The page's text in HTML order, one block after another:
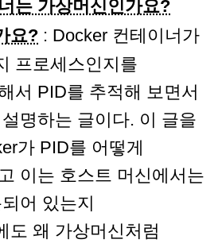
는 가상머신인가요?
요? : Docker 컨테이너가
프로세스인지를
서 PID를 추적해 보면서
명하는 글이다. 이 글을
가 PID를 어떻게
이는 호스트 머신에서는
어 있는지
도 왜 가상머신처럼